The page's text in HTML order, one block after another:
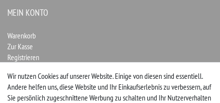
MEIN KONTO
Warenkorb
Zur Kasse
Registrieren
Vertrag widerrufen
Wir nutzen Cookies auf unserer Website. Einige von diesen sind essentiell.
Andere helfen uns, diese Website und Ihr Einkaufserlebnis zu verbessern, auf
Sie persönlich zugeschnittene Werbung zu schalten und Ihr Nutzerverhalten